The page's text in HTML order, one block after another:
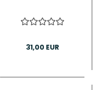
31,00 EUR